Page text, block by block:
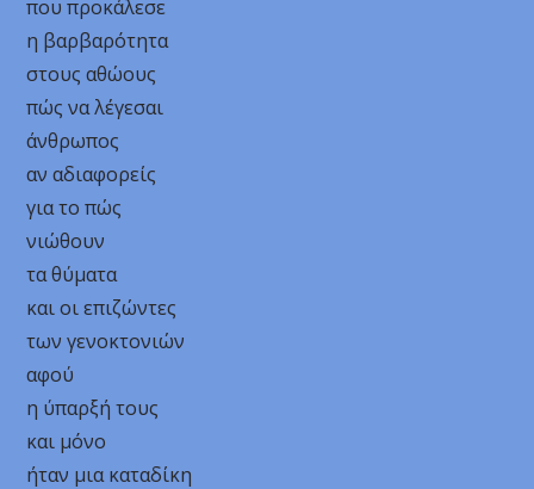
που προκάλεσε
η βαρβαρότητα
στους αθώους
πώς να λέγεσαι
άνθρωπος
αν αδιαφορείς
για το πώς
νιώθουν
τα θύματα
και οι επιζώντες
των γενοκτονιών
αφού
η ύπαρξή τους
και μόνο
ήταν μια καταδίκη